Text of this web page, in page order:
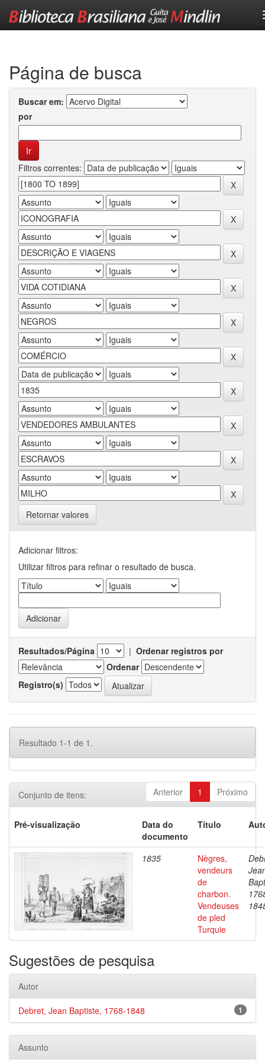
Página de busca
Buscar em:
por
Filtros correntes:
Retornar valores
Adicionar filtros:
Utilizar filtros para refinar o resultado de busca.
Resultados/Página | Ordenar registros por
Ordenar
Registro(s)
Resultado 1-1 de 1.
Anterior 1 Próximo
Conjunto de itens:
Pré-visualização
Data do
documento
Título
1835
Nègres,
vendeurs
de
charbon.
Vendeuses
de pled
Turquie
Sugestões de pesquisa
Autor
1
Debret, Jean Baptiste, 1768-1848
Assunto